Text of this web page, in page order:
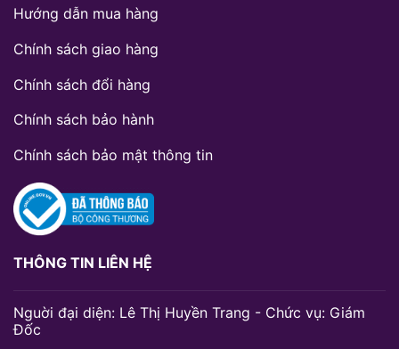
Hướng dẫn mua hàng
Chính sách giao hàng
Chính sách đổi hàng
Chính sách bảo hành
Chính sách bảo mật thông tin
THÔNG TIN LIÊN HỆ
Nguời đại diện: Lê Thị Huyền Trang - Chức vụ: Giám
Đốc